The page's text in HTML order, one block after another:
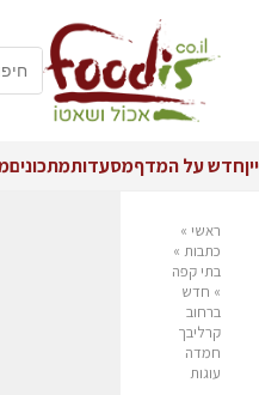
ייןחדש על המדףמסעדותמתכונים
ראשי »
כתבות »
בתי קפה
» חדש
ברחוב
קרליבך
חמדה
עוגות